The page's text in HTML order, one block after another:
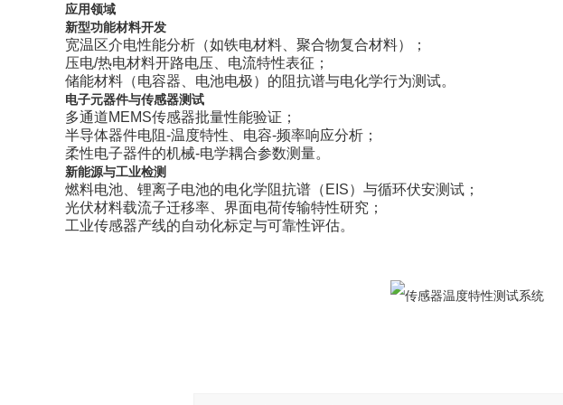
应用领域
新型功能材料开发
宽温区介电性能分析（如铁电材料、聚合物复合材料）；
压电/热电材料开路电压、电流特性表征；
储能材料（电容器、电池电极）的阻抗谱与电化学行为测试。
电子元器件与传感器测试
多通道MEMS传感器批量性能验证；
半导体器件电阻-温度特性、电容-频率响应分析；
柔性电子器件的机械-电学耦合参数测量。
新能源与工业检测
燃料电池、锂离子电池的电化学阻抗谱（EIS）与循环伏安测试；
光伏材料载流子迁移率、界面电荷传输特性研究；
工业传感器产线的自动化标定与可靠性评估。